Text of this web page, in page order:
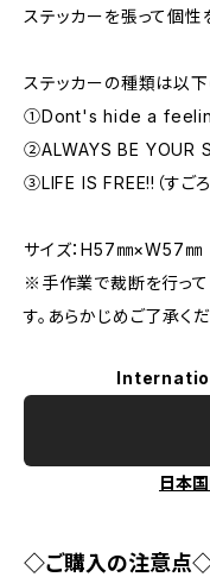
ステッカーを張って個性
ステッカーの種類は以下
①Dont's hide a feeling.
②ALWAYS BE YOUR
③LIFE IS FREE!!（すごろ
サイズ：H57㎜×W57㎜
※手作業で裁断を行って
す。あらかじめご了承くだ
日本
◇ご購入の注意点